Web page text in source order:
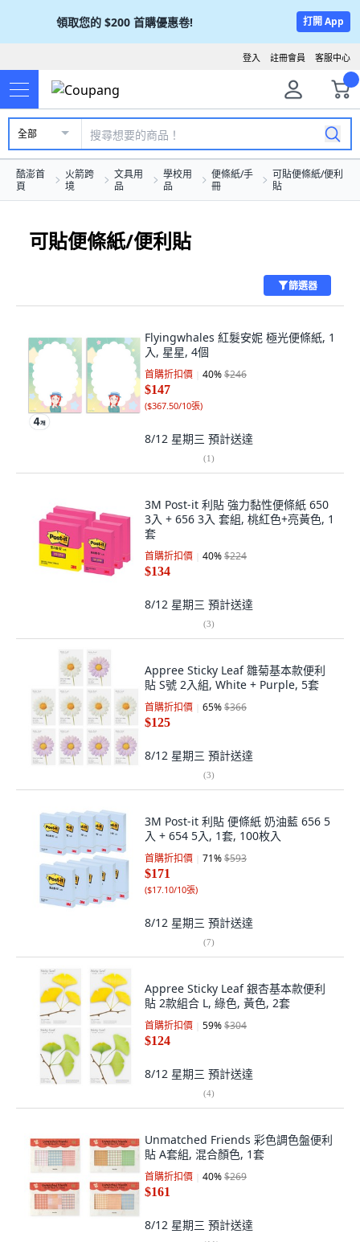
領取您的 $200 首購優惠卷! 打開 App
客服中心
註冊會員
登入
全部
酷澎首
頁
火箭跨
境
文具用
品
學校用
品
便條紙/手
冊
可貼便條紙/便利
貼
可貼便條紙/便利貼
篩選器
Flyingwhales 紅髮安妮 極光便條紙, 1
入, 星星, 4個
首購折扣價 40%$246
$147
($367.50/10張)
8/12 星期三 預計送達
(1)
3M Post-it 利貼 強力黏性便條紙 650
3入 + 656 3入 套組, 桃紅色+亮黃色, 1
套
首購折扣價 40%$224
$134
8/12 星期三 預計送達
(3)
Appree Sticky Leaf 雛菊基本款便利
貼 S號 2入組, White + Purple, 5套
首購折扣價 65%$366
$125
8/12 星期三 預計送達
(3)
3M Post-it 利貼 便條紙 奶油藍 656 5
入 + 654 5入, 1套, 100枚入
首購折扣價 71%$593
$171
($17.10/10張)
8/12 星期三 預計送達
(7)
Appree Sticky Leaf 銀杏基本款便利
貼 2款組合 L, 綠色, 黃色, 2套
首購折扣價 59%$304
$124
8/12 星期三 預計送達
(4)
Unmatched Friends 彩色調色盤便利
貼 A套組, 混合顏色, 1套
首購折扣價 40%$269
$161
8/12 星期三 預計送達